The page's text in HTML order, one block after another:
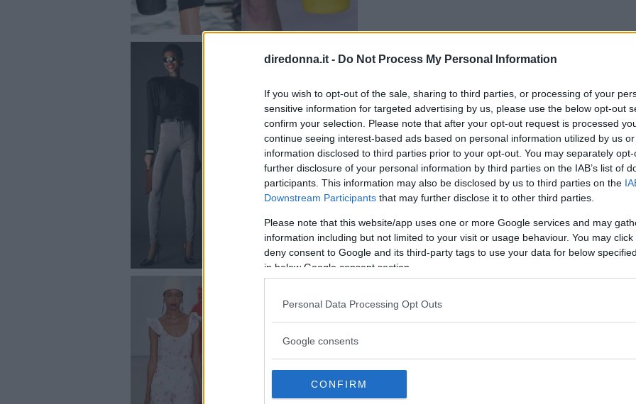
diredonna.it - Do Not Process My Personal Information
If you wish to opt-out of the sale, sharing to third parties, or processing of your
sensitive information for targeted advertising by us, please use the below opt-out
confirm your selection. Please note that after your opt-out request is processed
continue seeing interest-based ads based on personal information utilized by us
information disclosed to third parties prior to your opt-out. You may separately
further disclosure of your personal information by third parties on the IAB’s list of
participants. This information may also be disclosed by us to third parties on the
Downstream Participants that may further disclose it to other third parties.
Please note that this website/app uses one or more Google services and may
information including but not limited to your visit or usage behaviour. You may
deny consent to Google and its third-party tags to use your data for below
in below Google consent section.
Personal Data Processing Opt Outs
Google consents
CONFIRM
che indosseremo la
prossima estate
Le tendenze da Parigi raccontano di tacchi
a spillo e borse piccole e preziose da
portare a tracolla
MARTA FRANCESCA PULVIRENTI
Moda Primavera Estate
guardano al passato
Abiti cut out, balze, rouches, bianco e nero